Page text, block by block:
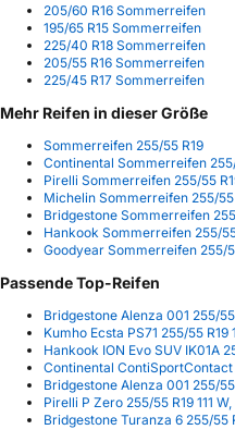
205/60 R16 Sommerreifen
195/65 R15 Sommerreifen
225/40 R18 Sommerreifen
205/55 R16 Sommerreifen
225/45 R17 Sommerreifen
Mehr Reifen in dieser Größe
Sommerreifen 255/55 R19
Continental Sommerreifen
Pirelli Sommerreifen 255/55
Michelin Sommerreifen 255/55
Bridgestone Sommerreifen
Hankook Sommerreifen 255/
Goodyear Sommerreifen 255/
Passende Top-Reifen
Bridgestone Alenza 001 255/
Kumho Ecsta PS71 255/55 R19
Hankook ION Evo SUV IK01A
Continental ContiSportContact
Bridgestone Alenza 001 255/
Pirelli P Zero 255/55 R19 111
Bridgestone Turanza 6 255/55